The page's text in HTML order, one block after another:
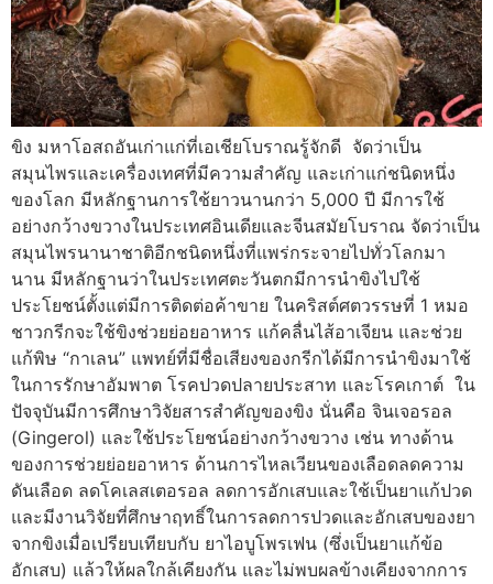
ขิง มหาโอสถอันเก่าแก่ที่เอเชียโบราณรู้จักดี จัดว่าเป็น
สมุนไพรและเครื่องเทศที่มีความสำคัญ และเก่าแก่ชนิดหนึ่ง
ของโลก มีหลักฐานการใช้ยาวนานกว่า 5,000 ปี มีการใช้
อย่างกว้างขวางในประเทศอินเดียและจีนสมัยโบราณ จัดว่าเป็น
สมุนไพรนานาชาติอีกชนิดหนึ่งที่แพร่กระจายไปทั่วโลกมา
นาน มีหลักฐานว่าในประเทศตะวันตกมีการนำขิงไปใช้
ประโยชน์ตั้งแต่มีการติดต่อค้าขาย ในคริสต์ศตวรรษที่ 1 หมอ
ชาวกรีกจะใช้ขิงช่วยย่อยอาหาร แก้คลื่นไส้อาเจียน และช่วย
แก้พิษ “กาเลน” แพทย์ที่มีชื่อเสียงของกรีกได้มีการนำขิงมาใช้
ในการรักษาอัมพาต โรคปวดปลายประสาท และโรคเกาต์ ใน
ปัจจุบันมีการศึกษาวิจัยสารสำคัญของขิง นั่นคือ จินเจอรอล
(Gingerol) และใช้ประโยชน์อย่างกว้างขวาง เช่น ทางด้าน
ของการช่วยย่อยอาหาร ด้านการไหลเวียนของเลือดลดความ
ดันเลือด ลดโคเลสเตอรอล ลดการอักเสบและใช้เป็นยาแก้ปวด
และมีงานวิจัยที่ศึกษาฤทธิ์ในการลดการปวดและอักเสบของยา
จากขิงเมื่อเปรียบเทียบกับ ยาไอบูโพรเฟน (ซึ่งเป็นยาแก้ข้อ
อักเสบ) แล้วให้ผลใกล้เคียงกัน และไม่พบผลข้างเคียงจากการ